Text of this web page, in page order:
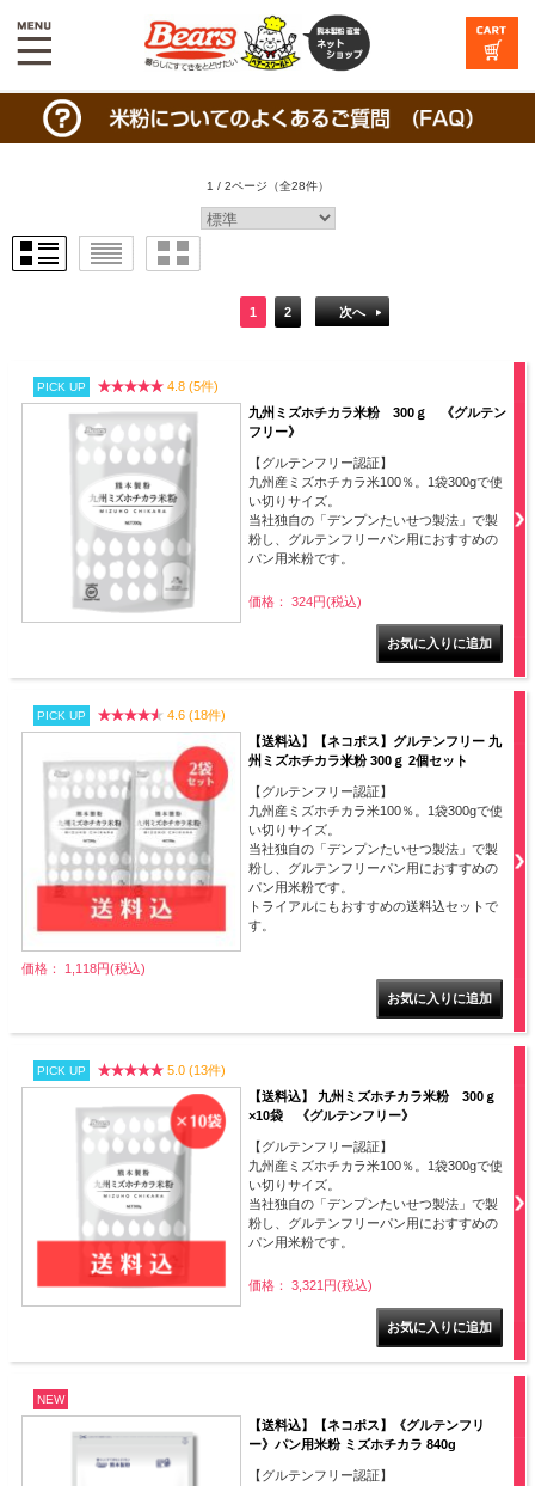
1 / 2ページ （全28件）
1 2 次へ
PICK UP
4.8 (5件)
九州ミズホチカラ米粉 300ｇ 《グルテン
フリー》
【グルテンフリー認証】
九州産ミズホチカラ米100％。1袋300gで使
い切りサイズ。
当社独自の「デンプンたいせつ製法」で製
粉し、グルテンフリーパン用におすすめの
パン用米粉です。
価格： 324円(税込)
PICK UP
4.6 (18件)
【送料込】【ネコポス】グルテンフリー 九
州ミズホチカラ米粉 300ｇ 2個セット
【グルテンフリー認証】
九州産ミズホチカラ米100％。1袋300gで使
い切りサイズ。
当社独自の「デンプンたいせつ製法」で製
粉し、グルテンフリーパン用におすすめの
パン用米粉です。
トライアルにもおすすめの送料込セットで
す。
価格： 1,118円(税込)
PICK UP
5.0 (13件)
【送料込】 九州ミズホチカラ米粉 300ｇ
×10袋 《グルテンフリー》
【グルテンフリー認証】
九州産ミズホチカラ米100％。1袋300gで使
い切りサイズ。
当社独自の「デンプンたいせつ製法」で製
粉し、グルテンフリーパン用におすすめの
パン用米粉です。
価格： 3,321円(税込)
NEW
【送料込】【ネコポス】《グルテンフリ
ー》パン用米粉 ミズホチカラ 840g
【グルテンフリー認証】